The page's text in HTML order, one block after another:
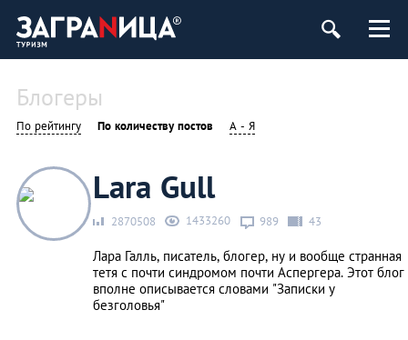
Блогеры
По рейтингу По количеству постов А - Я
Lara Gull
2870508 1433260 989 43
Лара Галль, писатель, блогер, ну и вообще странная
тетя с почти синдромом почти Аспергера. Этот блог
вполне описывается словами "Записки у
безголовья"